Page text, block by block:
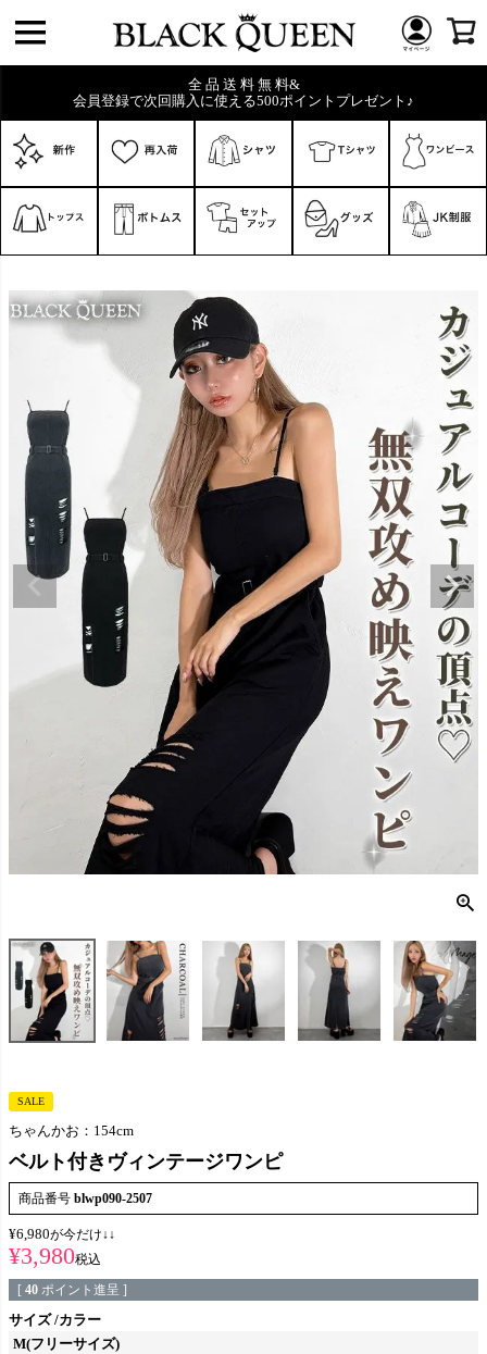
全 品 送 料 無 料&
会員登録で次回購入に使える500ポイントプレゼント♪
SALE
ちゃんかお：154cm
ベルト付きヴィンテージワンピ
商品番号 blwp090-2507
¥6,980が今だけ↓↓
¥3,980税込
[ 40 ポイント進呈 ]
サイズ カラー
M(フリーサイズ)